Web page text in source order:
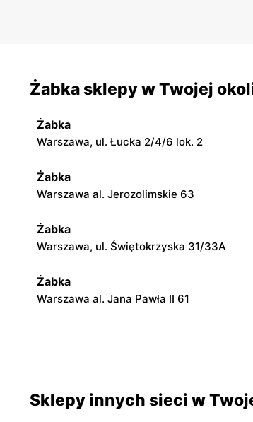
Żabka sklepy w Twojej
Żabka
Warszawa, ul. Łucka 2/4/6 lok. 2
Żabka
Warszawa al. Jerozolimskie 63
Żabka
Warszawa, ul. Świętokrzyska 31/33A
Żabka
Warszawa al. Jana Pawła II 61
Żabka
Sklepy innych sieci w